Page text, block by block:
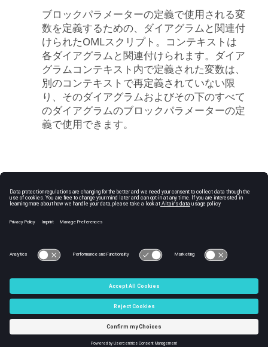
ブロックパラメーターの定義で使用される変
数を定義するための、ダイアグラムと関連付
けられたOMLスクリプト。コンテキストは
各ダイアグラムと関連付けられます。ダイア
グラムコンテキスト内で定義された変数は、
別のコンテキストで再定義されていない限
り、そのダイアグラムおよびその下のすべて
のダイアグラムのブロックパラメーターの定
義で使用できます。
C:\Users\tajima\GIT_DITA_OT\new-skin\DITA-
OT3.7.4\footer_hw.htm